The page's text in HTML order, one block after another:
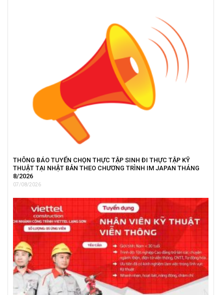
THÔNG BÁO TUYỂN CHỌN THỰC TẬP SINH ĐI THỰC TẬP KỸ
THUẬT TẠI NHẬT BẢN THEO CHƯƠNG TRÌNH IM JAPAN THÁNG
8/2026
07/08/2026